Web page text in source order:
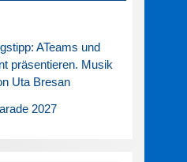
ATeams und
präsentieren. Musik
Uta Bresan
2027